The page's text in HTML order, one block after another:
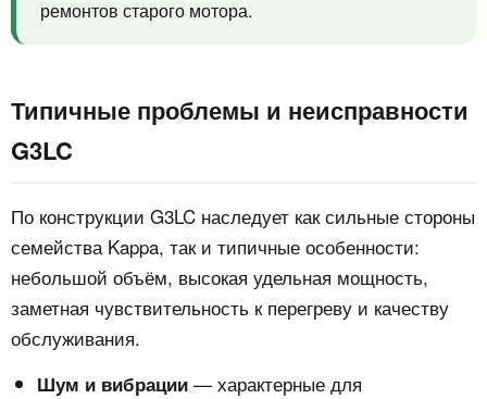
ремонтов старого мотора.
Типичные проблемы и неисправности
G3LC
По конструкции G3LC наследует как сильные стороны
семейства Kappa, так и типичные особенности:
небольшой объём, высокая удельная мощность,
заметная чувствительность к перегреву и качеству
обслуживания.
Шум и вибрации — характерные для